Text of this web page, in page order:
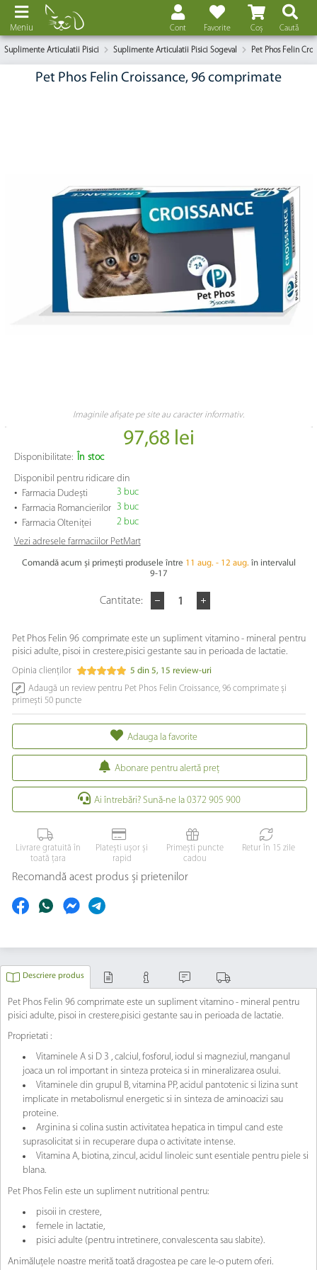
Coș
Favorite
Cont Caută
Meniu
Suplimente Articulatii Pisici Suplimente Articulatii Pisici Sogeval Pet Phos Felin
Pet Phos Felin Croissance, 96 comprimate
Imaginile afișate pe site au caracter informativ.
97,68 lei
Disponibilitate:
În stoc
Disponibil pentru ridicare din
• Farmacia Dudești 3 buc
• Farmacia Romancierilor 3 buc
• Farmacia Olteniței
2 buc
Vezi adresele farmaciilor PetMart
Comandă acum și primești produsele între 11 aug. - 12 aug. în intervalul
9-17
Cantitate:
Pet Phos Felin 96 comprimate este un supliment vitamino - mineral pentru
pisici adulte, pisoi in crestere,pisici gestante sau in perioada de lactatie.
Opinia clienților 5 din 5, 15 review-uri
Adaugă un review pentru Pet Phos Felin Croissance, 96 comprimate și
primești 50 puncte
Adauga la favorite
Abonare pentru alertă preţ
Ai întrebări? Sună-ne la 0372 905 900
Livrare gratuită în
toată țara
Platești ușor și
rapid
Primești puncte
cadou
Retur în 15 zile
Recomandă acest produs și prietenilor
Descriere produs
Pet Phos Felin 96 comprimate este un supliment vitamino - mineral pentru
pisici adulte, pisoi in crestere,pisici gestante sau in perioada de lactatie.
Proprietati :
Vitaminele A si D 3 , calciul, fosforul, iodul si magneziul, manganul
joaca un rol important in sinteza proteica si in mineralizarea osului.
Vitaminele din grupul B, vitamina PP, acidul pantotenic si lizina sunt
implicate in metabolismul energetic si in sinteza de aminoacizi sau
proteine.
Arginina si colina sustin activitatea hepatica in timpul cand este
suprasolicitat si in recuperare dupa o activitate intense.
Vitamina A, biotina, zincul, acidul linoleic sunt esentiale pentru piele si
blana.
Pet Phos Felin este un supliment nutritional pentru:
pisoii in crestere,
femele in lactatie,
pisici adulte (pentru intretinere, convalescenta sau slabite).
Animăluțele noastre merită toată dragostea pe care le-o putem oferi.